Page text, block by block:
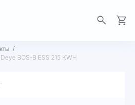
BOS-B ESS 215 KWH